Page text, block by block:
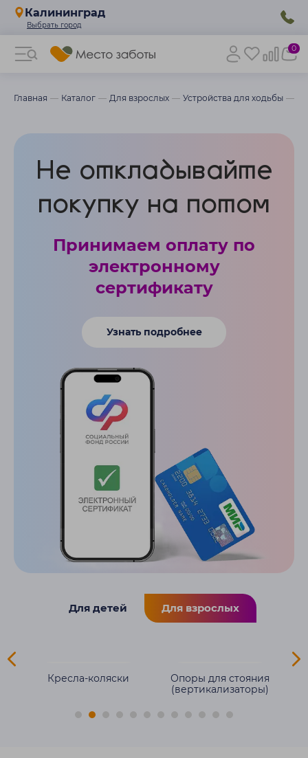
Калининград
0
Главная Каталог Для взрослых Устройства для ходьбы
Не откладывайте
покупку на потом
Принимаем оплату по
электронному
сертификату
Узнать подробнее
Для детей Для взрослых
Кресла-коляски
Опоры для стояния
(вертикализаторы)